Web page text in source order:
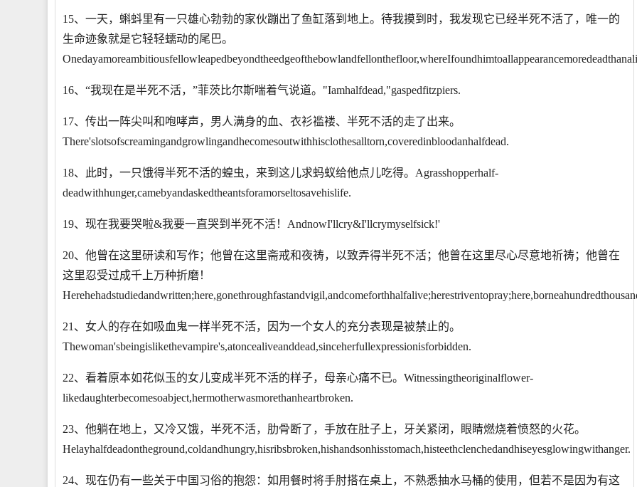
15、一天，蝌蚪里有一只雄心勃勃的家伙蹦出了鱼缸落到地上。待我摸到时，我发现它已经半死不活了，唯一的
生命迹象就是它轻轻蠕动的尾巴。
16、“我现在是半死不活，”菲茨比尔斯喘着气说道。"Iamhalfdead,"gaspedfitzpiers.
17、传出一阵尖叫和咆哮声，男人满身的血、衣衫褴褛、半死不活的走了出来。
There'slotsofscreamingandgrowlingandhecomesoutwithhisclothesalltorn,coveredinbloodanhalfdead.
18、此时，一只饿得半死不活的蝗虫，来到这儿求蚂蚁给他点儿吃得。Agrasshopperhalf-
deadwithhunger,camebyandaskedtheantsforamorseltosavehislife.
19、现在我要哭啦&我要一直哭到半死不活！AndnowI'llcry&I'llcrymyselfsick!'
20、他曾在这里研读和写作；他曾在这里斋戒和夜祷，以致弄得半死不活；他曾在这里尽心尽意地祈祷；他曾在
这里忍受过成千上万种折磨！
21、女人的存在如吸血鬼一样半死不活，因为一个女人的充分表现是被禁止的。
Thewoman'sbeingislikethevampire's,atoncealiveanddead,sinceherfullexpressionisforbidden.
22、看着原本如花似玉的女儿变成半死不活的样子，母亲心痛不已。Witnessingtheoriginalflower-
likedaughterbecomesoabject,hermotherwasmorethanheartbroken.
23、他躺在地上，又冷又饿，半死不活，肋骨断了，手放在肚子上，牙关紧闭，眼睛燃烧着愤怒的火花。
Helayhalfdeadontheground,coldandhungry,hisribsbroken,hishandsonhisstomach,histeethclenchedandhiseyesglowingwithanger.
24、现在仍有一些关于中国习俗的抱怨：如用餐时将手肘搭在桌上，不熟悉抽水马桶的使用，但若不是因为有这